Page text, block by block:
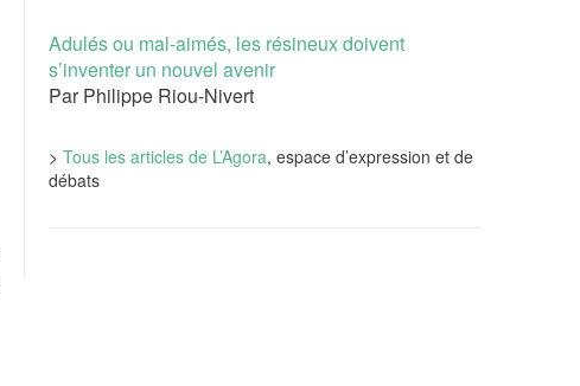
Adulés ou mal-aimés, les résineux doivent
s’inventer un nouvel avenir
Par Philippe Riou-Nivert
> Tous les articles de L’Agora, espace d’expression et de
débats